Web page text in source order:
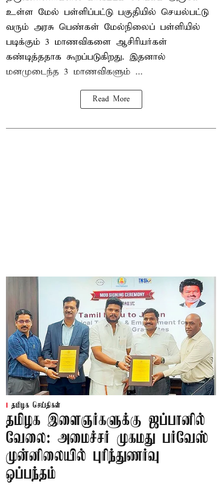
உள்ள மேல் பள்ளிப்பட்டு பகுதியில் செயல்பட்டு
வரும் அரசு பெண்கள் மேல்நிலைப் பள்ளியில்
படிக்கும் 3 மாணவிகளை ஆசிரியர்கள்
கண்டித்ததாக கூறப்படுகிறது. இதனால்
மனமுடைந்த 3 மாணவிகளும் ...
Read More
தமிழக செய்திகள்
தமிழக இளைஞர்களுக்கு ஜப்பானில்
வேலை: அமைச்சர் முகமது பர்வேஸ்
முன்னிலையில் புரிந்துணர்வு
ஒப்பந்தம்